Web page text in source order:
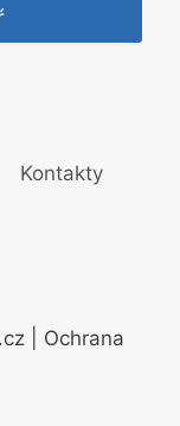
Kontakty
| Ochrana